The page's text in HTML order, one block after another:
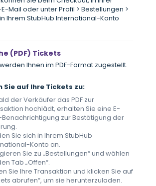
Mail oder unter Profil > Bestellungen >
Ihrem StubHub International-Konto
(PDF) Tickets
Ihnen im PDF-Format zugestellt.
Sie auf Ihre Tickets zu:
der Verkäufer das PDF zur
hochlädt, erhalten Sie eine E-
zur Bestätigung der
Sie sich in Ihrem StubHub
Konto an.
Sie zu „Bestellungen“ und wählen
Tab „Offen“.
Sie Ihre Transaktion und klicken Sie auf
abrufen“, um sie herunterzuladen.